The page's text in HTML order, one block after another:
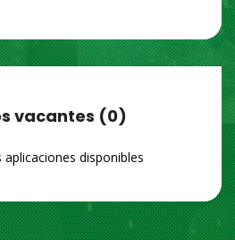
vacantes (0)
aplicaciones disponibles